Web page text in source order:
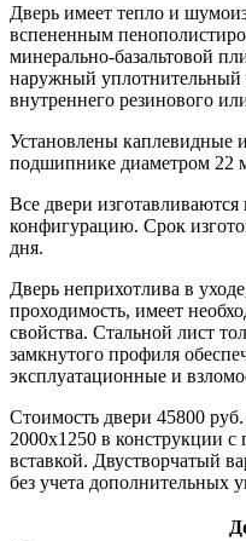
Дверь имеет тепло и
вспененным
минерально-базальтовой
наружный уплотнительный
внутреннего резинового
Установлены каплевидные
подшипнике диаметром 22
Все двери
конфигурацию. Срок
дня.
Дверь неприхотлива в
проходимость, имеет
свойства. Стальной лист
замкнутого профиля
эксплуатационные и
Стоимость двери 45800
2000х1250 в конструкции
вставкой. Двустворчатый
без учета дополнительных